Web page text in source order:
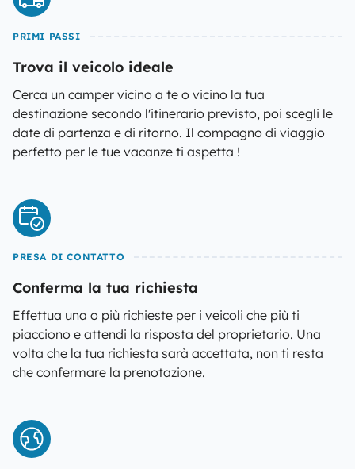
PRIMI PASSI
Trova il veicolo ideale
Cerca un camper vicino a te o vicino la tua
destinazione secondo l'itinerario previsto, poi scegli le
date di partenza e di ritorno. Il compagno di viaggio
perfetto per le tue vacanze ti aspetta !
PRESA DI CONTATTO
Conferma la tua richiesta
Effettua una o più richieste per i veicoli che più ti
piacciono e attendi la risposta del proprietario. Una
volta che la tua richiesta sarà accettata, non ti resta
che confermare la prenotazione.